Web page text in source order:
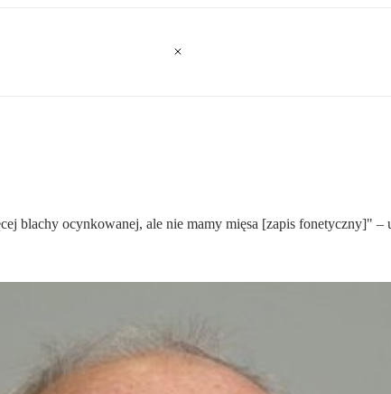
ocynkowanej, ale nie mamy mięsa [zapis fonetyczny]" –